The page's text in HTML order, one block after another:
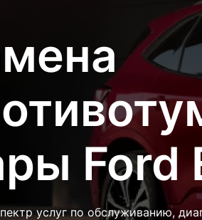
Ford
услуг по обслуживанию,